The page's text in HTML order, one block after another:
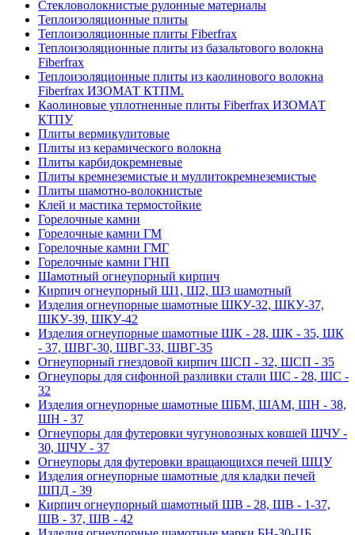
Стекловолокнистые рулонные материалы
Тепло­изоляционные плиты
Теплоизоляционные плиты Fiberfrax
Теплоизоляционные плиты из базальтового волокна
Fiberfrax
Теплоизоляционные плиты из каолинового волокна
Fiberfrax ИЗОМАТ КТПМ.
Каолиновые уплотненные плиты Fiberfrax ИЗОМАТ
КТПУ
Плиты вермикулитовые
Плиты из керамического волокна
Плиты карбидокремневые
Плиты кремнеземистые и муллитокремнеземистые
Плиты шамотно-волокнистые
Клей и мастика термостойкие
Горелочные камни
Горелочные камни ГМ
Горелочные камни ГМГ
Горелочные камни ГНП
Шамотный огнеупорный кирпич
Кирпич огнеупорный Ш1, Ш2, Ш3 шамотный
Изделия огнеупорные шамотные ШКУ-32, ШКУ-37,
ШКУ-39, ШКУ-42
Изделия огнеупорные шамотные ШК - 28, ШК - 35, ШК
- 37, ШВГ-30, ШВГ-33, ШВГ-35
Огнеупорный гнездовой кирпич ШСП - 32, ШСП - 35
Огнеупоры для сифонной разливки стали ШС - 28, ШС -
32
Изделия огнеупорные шамотные ШБМ, ШАМ, ШН - 38,
ШН - 37
Огнеупоры для футеровки чугуновозных ковшей ШЧУ -
30, ШЧУ - 37
Огнеупоры для футеровки вращающихся печей ШЦУ
Изделия огнеупорные шамотные для кладки печей
ШПД - 39
Кирпич огнеупорный шамотный ШВ - 28, ШВ - 1-37,
ШВ - 37, ШВ - 42